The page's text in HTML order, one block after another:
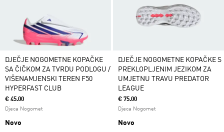
DJEČJE NOGOMETNE KOPAČKE
SA ČIČKOM ZA TVRDU PODLOGU /
VIŠENAMJENSKI TEREN F50
HYPERFAST CLUB
€ 45.00
Djeca Nogomet
Novo
DJEČJE NOGOMETNE KOPAČKE S
PREKLOPLJENIM JEZIKOM ZA
UMJETNU TRAVU PREDATOR
LEAGUE
€ 75.00
Djeca Nogomet
Novo